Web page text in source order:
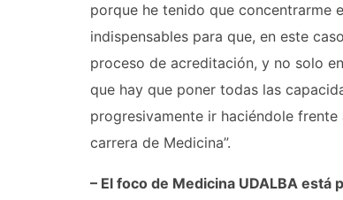
porque he tenido que concentrarme
indispensables para que, en este
proceso de acreditación, y no solo
que hay que poner todas las
progresivamente ir haciéndole
carrera de Medicina”.
– El foco de Medicina UDALBA está